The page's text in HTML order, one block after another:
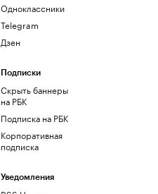
Одноклассники
Telegram
Дзен
Подписки
Скрыть баннеры
на РБК
Подписка на РБК
Корпоративная
подписка
Уведомления